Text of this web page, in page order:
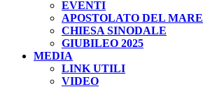
EVENTI
APOSTOLATO DEL MARE
CHIESA SINODALE
GIUBILEO 2025
MEDIA
LINK UTILI
VIDEO